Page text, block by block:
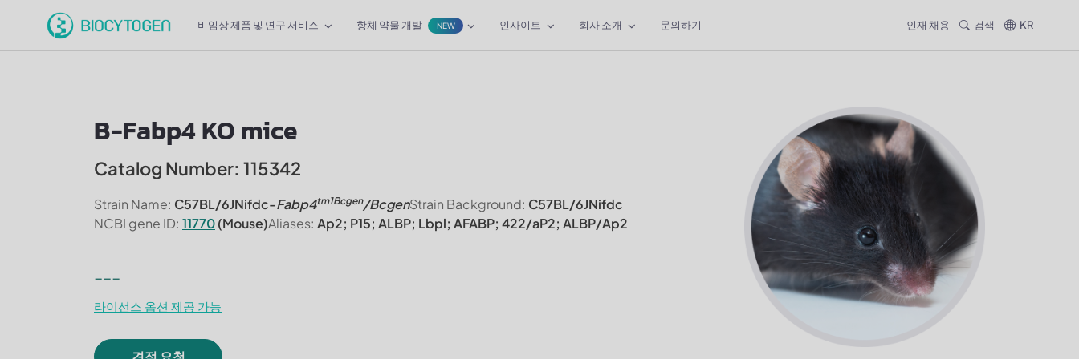
비임상 제품 및 연구 서비스 항체 약물 개발 NEW 인사이트 회사 소개 문의하기 인재 채용 검색 KR
B-Fabp4 KO mice
Catalog Number: 115342
Strain Name: C57BL/6JNifdc-Fabp4tm1Bcgen/BcgenStrain Background: C57BL/6JNifdc
NCBI gene ID: 11770(Mouse)Aliases: Ap2; P15; ALBP; Lbpl; AFABP; 422/aP2; ALBP/Ap2
---
라이선스 옵션 제공 가능